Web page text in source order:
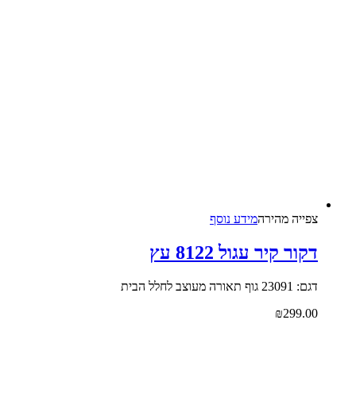
צפייה‬ ‫מהירה‬מידע נוסף
דקור קיר עגול 8122 עץ
דגם: 23091 גוף תאורה מעוצב לחלל הבית
₪299.00